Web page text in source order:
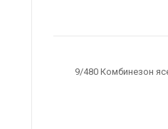
9/480 Комбинезон